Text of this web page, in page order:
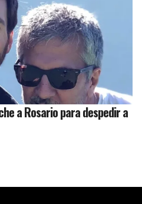
a Rosario para despedir a